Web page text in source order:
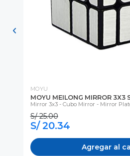
MOYU
MOYU MEILONG MIRROR 3X3
Mirror 3x3 - Cubo Mirror - Mirror
S/ 25.00
S/ 20.34
Agregar al